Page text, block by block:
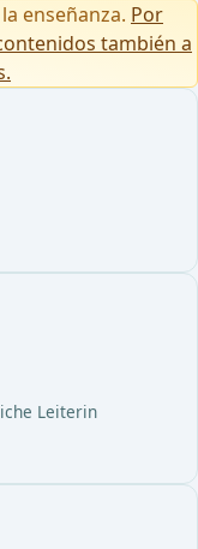
Leiterin
enseñanza. Por
también a